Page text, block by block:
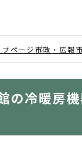
プページ 市政・広報
冷暖房機